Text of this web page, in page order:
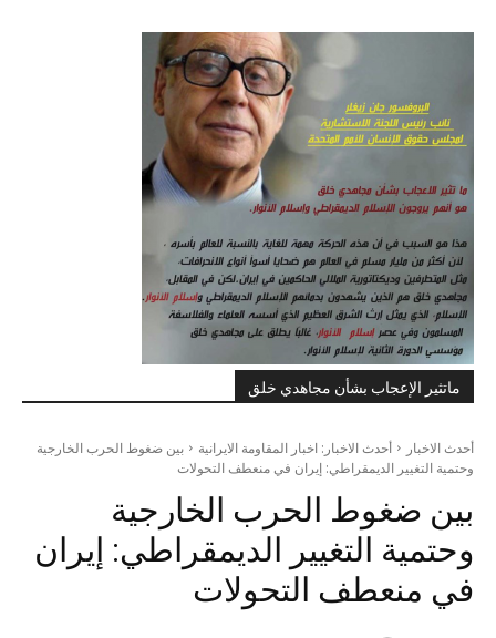
ماتثير الإعجاب بشأن مجاهدي خلق
أحدث الاخبار أحدث الاخبار: اخبار المقاومة الايرانية
بين ضغوط الحرب الخارجية
وحتمية التغيير الديمقراطي: إيران في منعطف التحولات
بين ضغوط الحرب الخارجية
وحتمية التغيير الديمقراطي: إيران
في منعطف التحولات